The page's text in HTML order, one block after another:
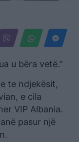
u bëra vetë.”
te ndjekësit,
e cila
VIP Albania.
pasur një